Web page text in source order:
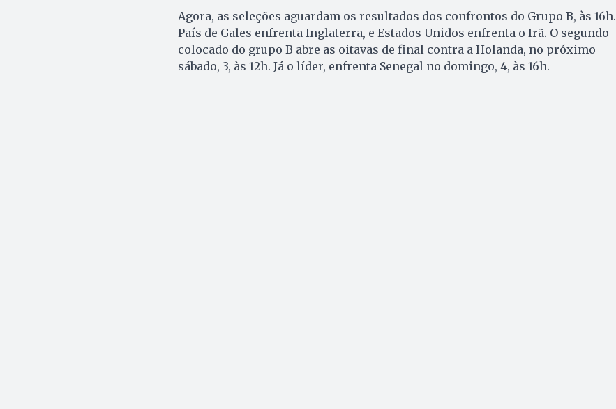
Agora, as seleções aguardam os resultados dos confrontos do Grupo B, às 16h.
País de Gales enfrenta Inglaterra, e Estados Unidos enfrenta o Irã. O segundo
colocado do grupo B abre as oitavas de final contra a Holanda, no próximo
sábado, 3, às 12h. Já o líder, enfrenta Senegal no domingo, 4, às 16h.